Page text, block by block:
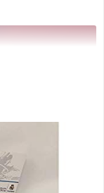
aux nombreux
porter autour
respect des droits